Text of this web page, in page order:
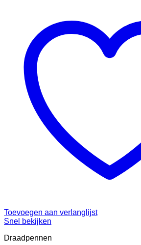
Toevoegen aan verlanglijst
Snel bekijken
Draadpennen